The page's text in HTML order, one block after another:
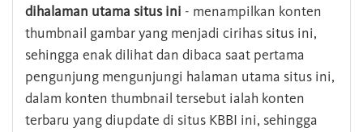
dihalaman utama situs ini - menampilkan konten
thumbnail gambar yang menjadi cirihas situs ini,
sehingga enak dilihat dan dibaca saat pertama
pengunjung mengunjungi halaman utama situs ini,
dalam konten thumbnail tersebut ialah konten
terbaru yang diupdate di situs KBBI ini, sehingga